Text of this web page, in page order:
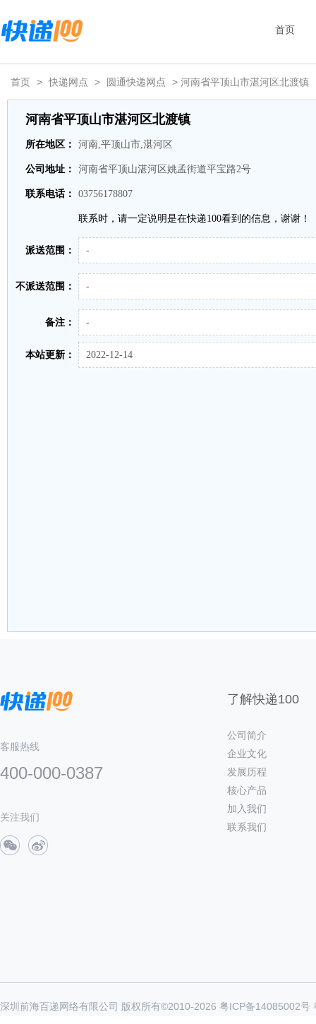
首页
首页 > 快递网点 > 圆通快递网点 > 河南省平顶山市湛河区北渡镇
河南省平顶山市湛河区北渡镇
所在地区： 河南,平顶山市,湛河区
公司地址： 河南省平顶山湛河区姚孟街道平宝路2号
联系电话： 03756178807
联系时，请一定说明是在快递100看到的信息，谢谢！
派送范围： -
不派送范围： -
备注： -
本站更新： 2022-12-14
客服热线
400-000-0387
关注我们
了解快递100
公司简介
企业文化
发展历程
核心产品
加入我们
联系我们
深圳前海百递网络有限公司 版权所有©2010-2026 粤ICP备14085002号